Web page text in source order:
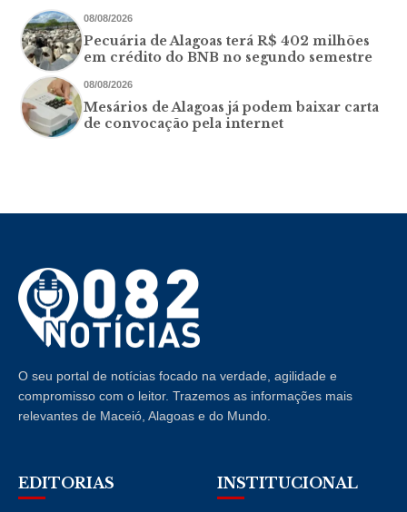
08/08/2026
Pecuária de Alagoas terá R$ 402 milhões
em crédito do BNB no segundo semestre
08/08/2026
Mesários de Alagoas já podem baixar carta
de convocação pela internet
O seu portal de notícias focado na verdade, agilidade e
compromisso com o leitor. Trazemos as informações mais
relevantes de Maceió, Alagoas e do Mundo.
EDITORIAS INSTITUCIONAL